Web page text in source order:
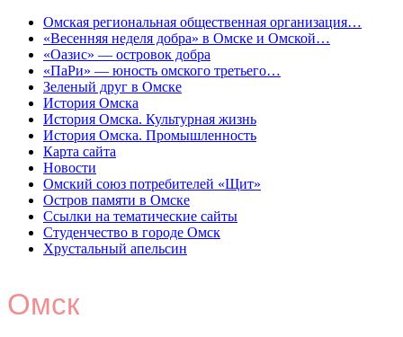
Омская региональная общественная организация…
«Весенняя неделя добра» в Омске и Омской…
«Оазис» — островок добра
«ПаРи» — юность омского третьего…
Зеленый друг в Омске
История Омска
История Омска. Культурная жизнь
История Омска. Промышленность
Карта сайта
Новости
Омский союз потребителей «Щит»
Остров памяти в Омске
Ссылки на тематические сайты
Студенчество в городе Омск
Хрустальный апельсин
Омск